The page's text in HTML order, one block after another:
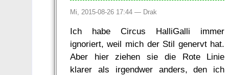
Mi, 2015-08-26 17:44 — Drak
Ich habe Circus HalliGalli immer
ignoriert, weil mich der Stil genervt hat.
Aber hier ziehen sie die Rote Linie
klarer als irgendwer anders, den ich